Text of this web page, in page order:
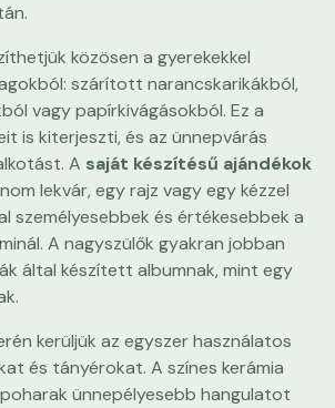
közösen a gyerekekkel
szárított narancskarikákból,
vagy papírkivágásokból. Ez a
is kiterjeszti, és az ünnepvárás
A saját készítésű ajándékok
lekvár, egy rajz vagy egy kézzel
személyesebbek és értékesebbek a
A nagyszülők gyakran jobban
által készített albumnak, mint egy
kerüljük az egyszer használatos
és tányérokat. A színes kerámia
ünnepélyesebb hangulatot